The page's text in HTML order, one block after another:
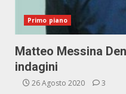
Primo piano
Matteo Messina
indagini
26 Agosto 2020 3